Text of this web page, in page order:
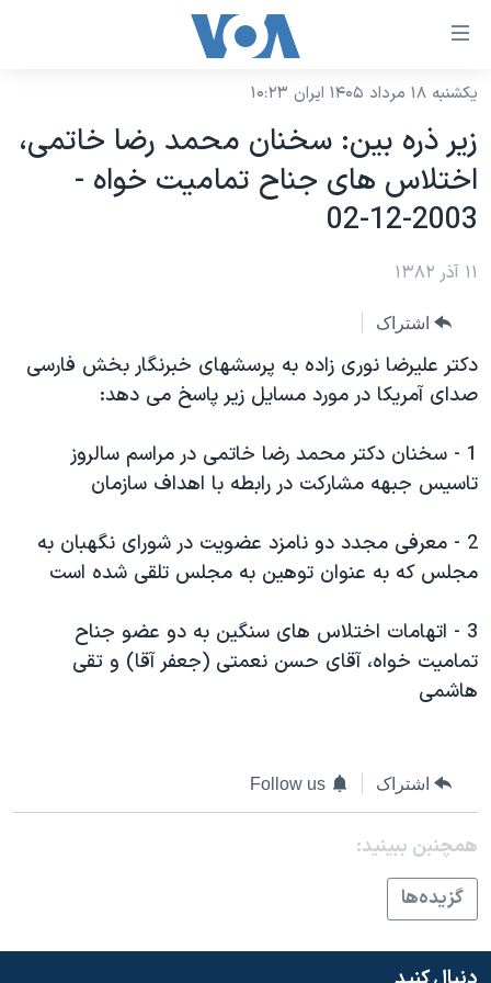
لینکهای
دسترسی
جهش
به
محتوای
اصلی
صفحه
جهش
به
نسخه سبک وب‌سایت
موضوع ها
آمریکا
جهان
ورزشی
گزیده‌ها
حقوق شهروندی
علم و فناوری
اسرائیل در جنگ
برنامه های تلویزیونی
جدول برنامه ها
صفحه‌های ویژه
جام جهانی ۲۰۲۶
عملیات خشم حماسی
بایگانی برنامه‌های تلویزیونی
انتخابات ریاست جمهوری آمریکا ۲۰۲۴
رمز مهسا
ورزش زنان در ایران
تریبونال مردمی آبان ۹۸
قانون شفافیت دارائی کادر رهبری ایران
فرکانس‌های صدای آمریکا
پخش رادیویی
یادگیری زبان انگلیسی
زبانهای مختلف
یکشنبه ۱۸ مرداد ۱۴۰۵ ایران ۱۰:۲۳
زير ذره بين: سخنان محمد رضا خاتمی،
اختلاس های جناح تماميت خواه -
2003-12-02
۱۱ آذر ۱۳۸۲
اشتراک
دکتر عليرضا نوری زاده به پرسشهای خبرنگار بخش فارسی
صدای آمريکا در مورد مسايل زير پاسخ می دهد:
1 - سخنان دکتر محمد رضا خاتمی در مراسم سالروز
تاسيس جبهه مشارکت در رابطه با اهداف سازمان
2 - معرفی مجدد دو نامزد عضويت در شورای نگهبان به
مجلس که به عنوان توهين به مجلس تلقی شده است
3 - اتهامات اختلاس های سنگين به دو عضو جناح
تماميت خواه، آقای حسن نعمتی (جعفر آقا) و تقی
هاشمی
اشتراک Follow us
همچنبن ببینید:
گزيده‌ها